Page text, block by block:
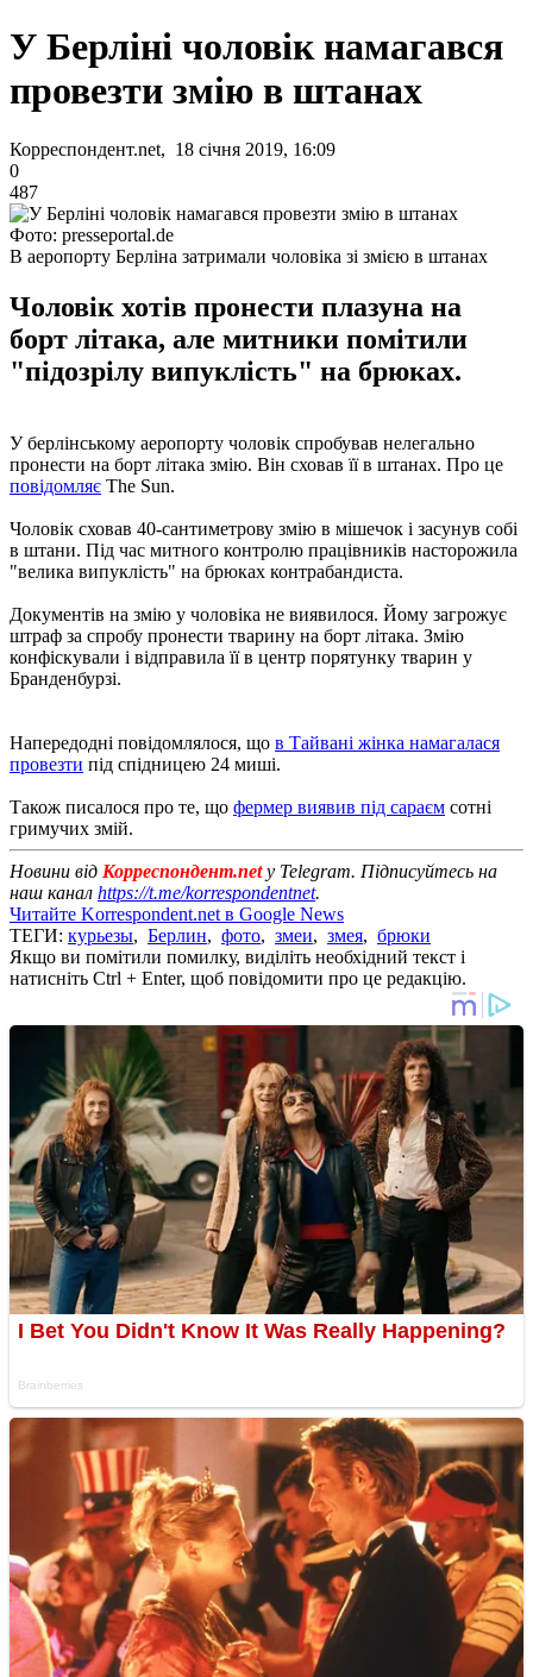
У Берліні чоловік намагався
провезти змію в штанах
Корреспондент.net, 18 січня 2019, 16:09
0
487
Фото: presseportal.de
В аеропорту Берліна затримали чоловіка зі змією в штанах
Чоловік хотів пронести плазуна на
борт літака, але митники помітили
"підозрілу випуклість" на брюках.
У берлінському аеропорту чоловік спробував нелегально
пронести на борт літака змію. Він сховав її в штанах. Про це
повідомляє The Sun.
Чоловік сховав 40-сантиметрову змію в мішечок і засунув собі
в штани. Під час митного контролю працівників насторожила
"велика випуклість" на брюках контрабандиста.
Документів на змію у чоловіка не виявилося. Йому загрожує
штраф за спробу пронести тварину на борт літака. Змію
конфіскували і відправила її в центр порятунку тварин у
Бранденбурзі.
Напередодні повідомлялося, що в Тайвані жінка намагалася
провезти під спідницею 24 миші.
Також писалося про те, що фермер виявив під сараєм сотні
гримучих змій.
Новини від Корреспондент.netу Telegram. Підписуйтесь на
наш канал https://t.me/korrespondentnet.
Читайте Korrespondent.net в Google News
ТЕГИ: курьезы, Берлин, фото, змеи, змея, брюки
Якщо ви помітили помилку, виділіть необхідний текст і
натисніть Ctrl + Enter, щоб повідомити про це редакцію.